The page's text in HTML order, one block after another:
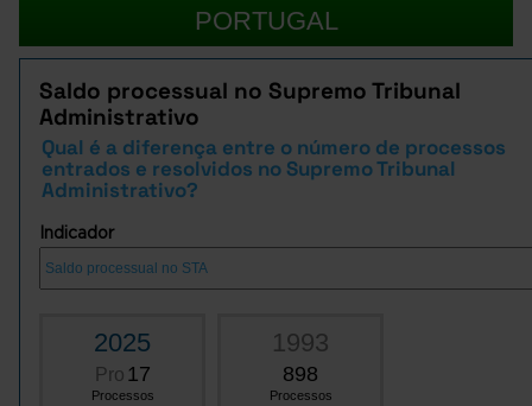
PORTUGAL
Saldo processual no Supremo Tribunal
Administrativo
Qual é a diferença entre o número de processos
entrados e resolvidos no Supremo Tribunal
Administrativo?
Indicador
2025
Pro 17
Processos
1993
898
Processos